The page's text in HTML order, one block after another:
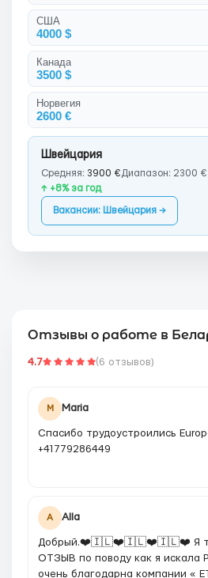
США
4000 $
Канада
3500 $
Норвегия
2600 €
Швейцария
Средняя: 3900 € Диапазон: 2300
↑ +8% за год
Вакансии: Швейцария →
Отзывы о работе в
4.7 (6 отзывов)
M Maria
Спасибо трудоустроились
+41779286449
A Alla
Добрый.❤️🇮🇱❤️🇮🇱❤️🇮🇱❤️ Я
ОТЗЫВ по поводу как я искала
очень благодарна компании «